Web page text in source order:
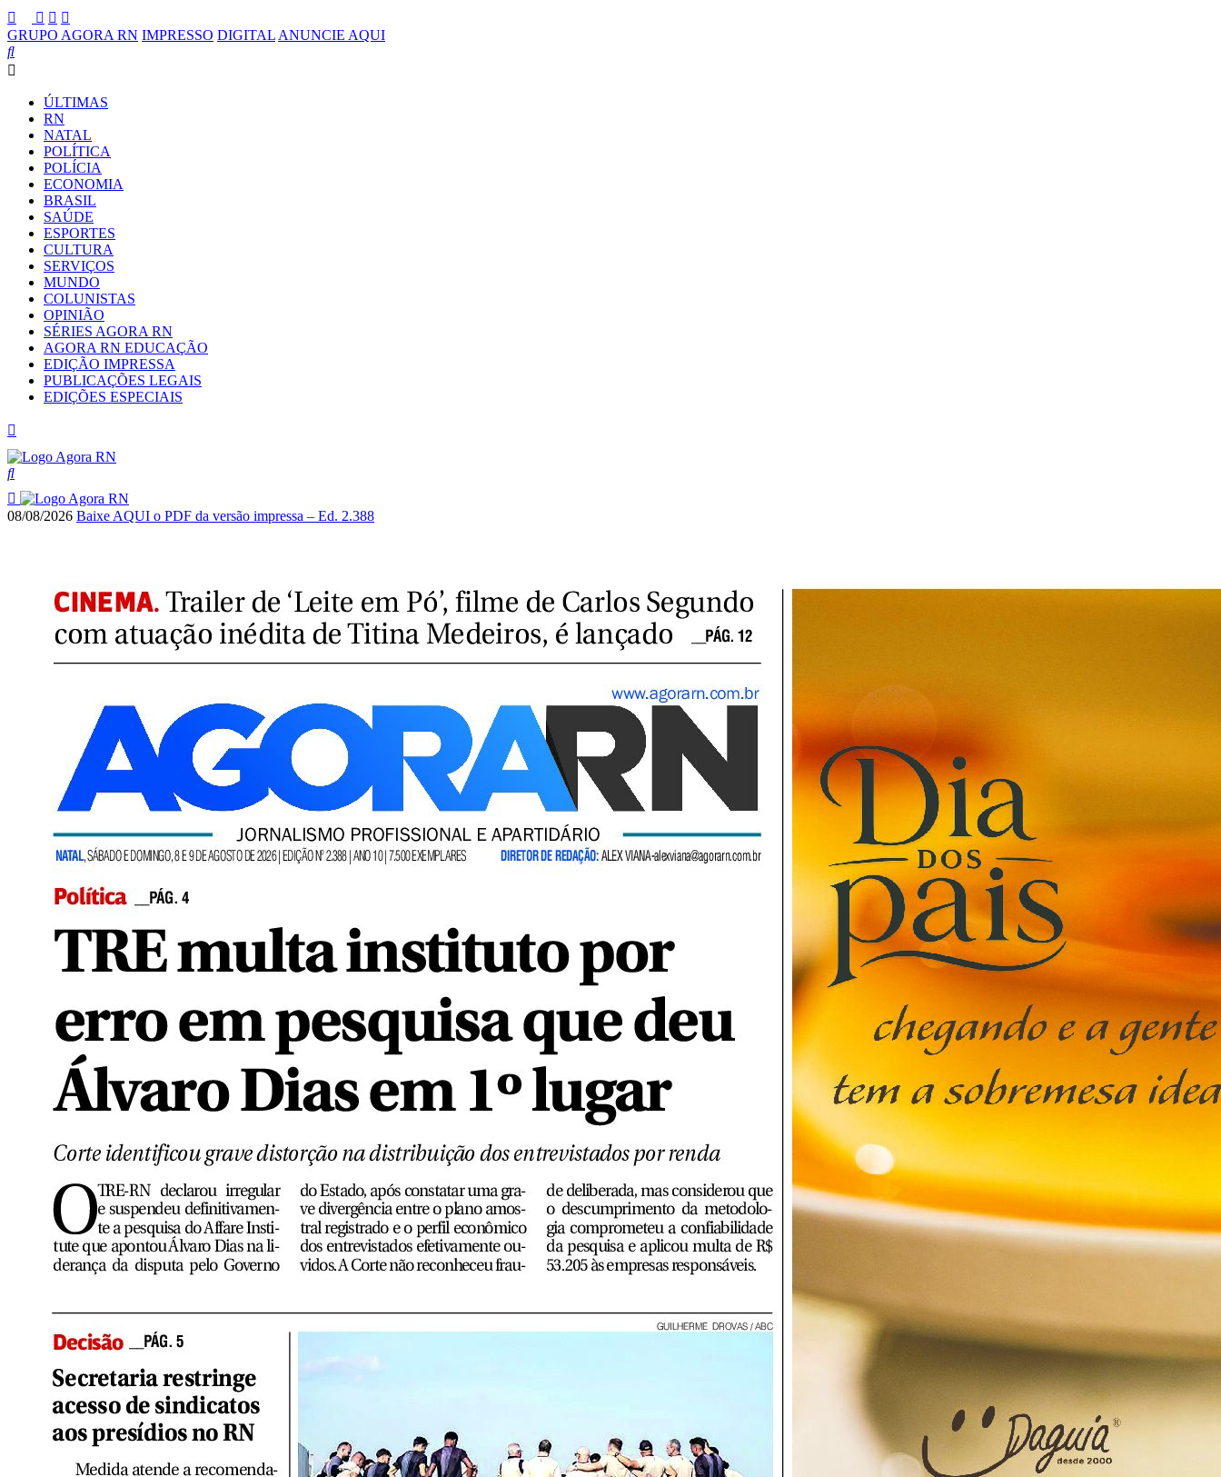
GRUPO AGORA RN IMPRESSO DIGITAL ANUNCIE AQUI
ÚLTIMAS
RN
NATAL
POLÍTICA
POLÍCIA
ECONOMIA
BRASIL
SAÚDE
ESPORTES
CULTURA
SERVIÇOS
MUNDO
COLUNISTAS
OPINIÃO
SÉRIES AGORA RN
AGORA RN EDUCAÇÃO
EDIÇÃO IMPRESSA
PUBLICAÇÕES LEGAIS
EDIÇÕES ESPECIAIS
08/08/2026 Baixe AQUI o PDF da versão impressa – Ed. 2.388